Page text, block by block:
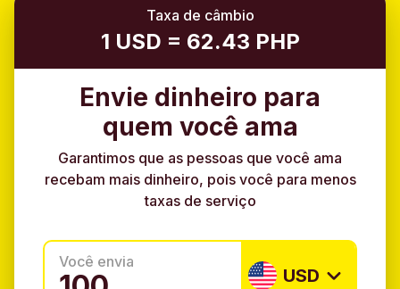
Taxa de câmbio
1 USD = 62.43 PHP
Envie dinheiro para
quem você ama
Garantimos que as pessoas que você ama
recebam mais dinheiro, pois você para menos
taxas de serviço
Você envia
USD